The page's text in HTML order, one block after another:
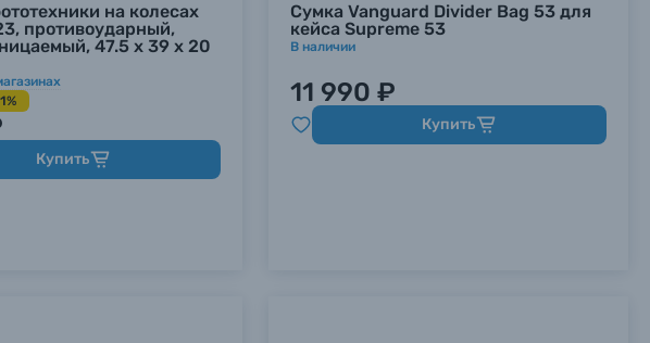
на колесах
противоударный,
47.5 х 39 х 20
Купить
Сумка Vanguard Divider Bag 53 для
кейса Supreme 53
В наличии
11 990 ₽
Купить